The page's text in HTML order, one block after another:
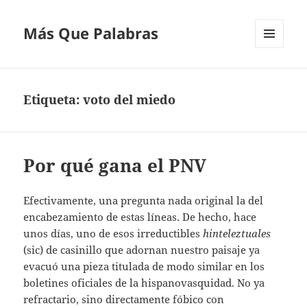
Más Que Palabras
Etiqueta:voto del miedo
Por qué gana el PNV
Efectivamente, una pregunta nada original la del
encabezamiento de estas líneas. De hecho, hace
unos días, uno de esos irreductibleshinteleztuales
(sic) de casinillo que adornan nuestro paisaje ya
evacuó una pieza titulada de modo similar en los
boletines oficiales de la hispanovasquidad. No ya
refractario, sino directamente fóbico con